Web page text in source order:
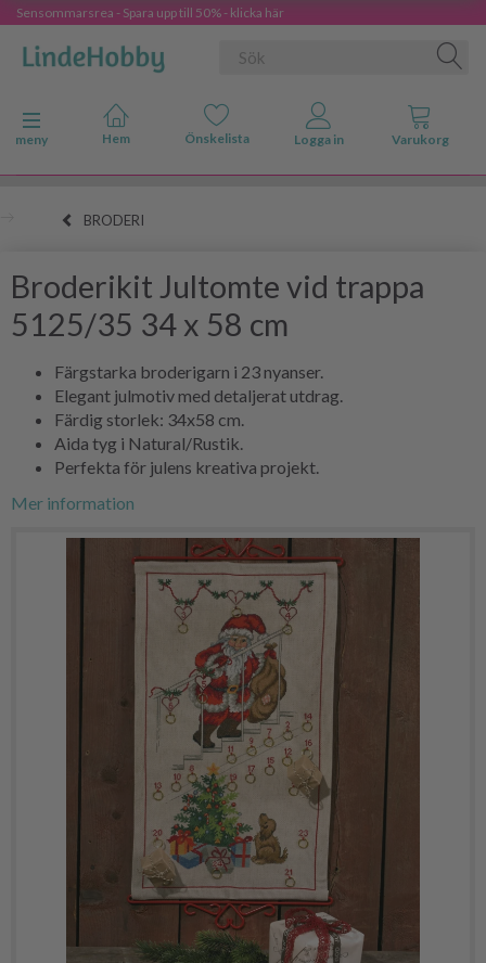
Sensommarsrea - Spara upp till 50% - klicka här
Ändra navigering
meny
BRODERI
Broderikit Jultomte vid trappa
5125/35 34 x 58 cm
Färgstarka broderigarn i 23 nyanser.
Elegant julmotiv med detaljerat utdrag.
Färdig storlek: 34x58 cm.
Aida tyg i Natural/Rustik.
Perfekta för julens kreativa projekt.
Mer information